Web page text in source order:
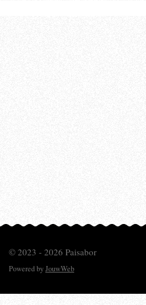
© 2023 - 2026 Paisabor
Powered byJouwWeb